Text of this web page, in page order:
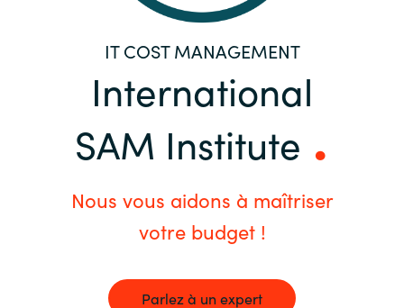
Bulgaria
Estonia
Finland
Germany
Nous contacter
CarrièresInternational
SAM Institute
IT COST MANAGEMENT
Nous vous aidons à maîtriser
votre budget !
Parlez à un expert